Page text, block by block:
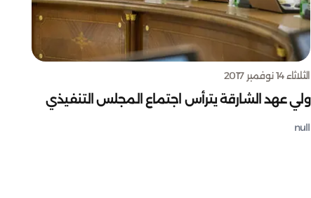
الثلاثاء 14 نوفمبر 2017
ولي عهد الشارقة يترأس اجتماع المجلس التنفيذي
null